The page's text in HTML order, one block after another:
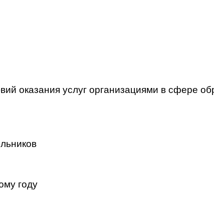
оказания услуг организациями в сфере
году